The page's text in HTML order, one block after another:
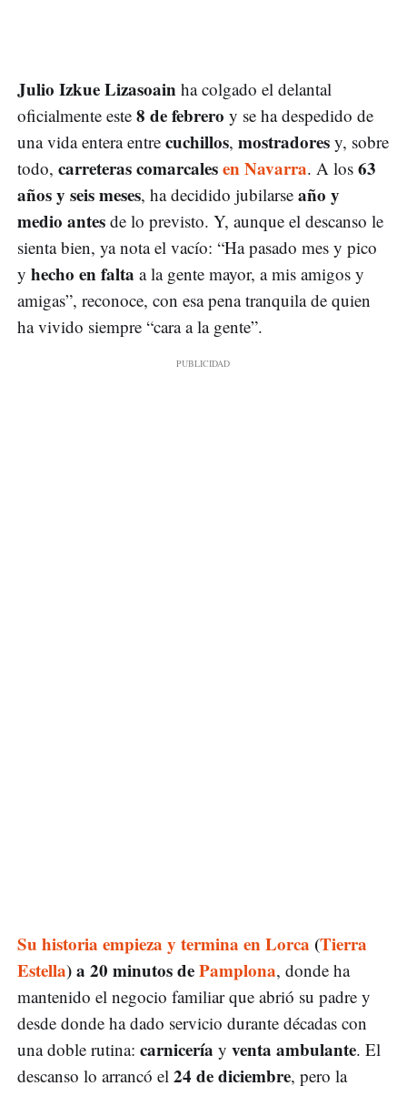
Julio Izkue Lizasoain ha colgado el delantal
oficialmente este 8 de febrero y se ha despedido de
una vida entera entre cuchillos, mostradores y, sobre
todo, carreteras comarcalesen Navarra. A los 63
años y seis meses, ha decidido jubilarse año y
medio antes de lo previsto. Y, aunque el descanso le
sienta bien, ya nota el vacío: “Ha pasado mes y pico
y hecho en falta a la gente mayor, a mis amigos y
amigas”, reconoce, con esa pena tranquila de quien
ha vivido siempre “cara a la gente”.
Su historia empieza y termina en Lorca (Tierra
Estella) a 20 minutos dePamplona, donde ha
mantenido el negocio familiar que abrió su padre y
desde donde ha dado servicio durante décadas con
una doble rutina: carnicería y venta ambulante. El
descanso lo arrancó el 24 de diciembre, pero la